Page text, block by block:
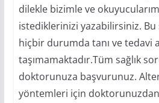
dilekle bizimle ve
istediklerinizi yazabilirsiniz.
hiçbir durumda tanı ve tedavi
taşımamaktadır.Tüm sağlık
doktorunuza başvurunuz.
yöntemleri için doktorunuzdan